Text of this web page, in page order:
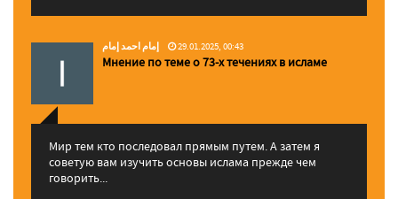
إمام احمد إمام 29.01.2025, 00:43
Мнение по теме о 73-х течениях в исламе
Мир тем кто последовал прямым путем. А затем я
советую вам изучить основы ислама прежде чем
говорить...